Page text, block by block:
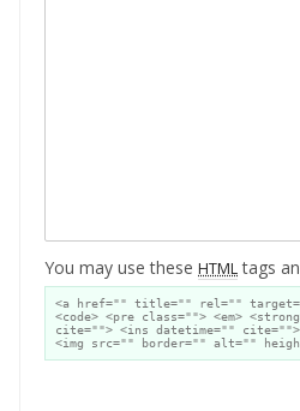
You may use these HTMLtags
<a href="" title="" rel=""
<code> <pre class=""> <em>
cite=""> <ins datetime=""
<img src="" border="" alt=""